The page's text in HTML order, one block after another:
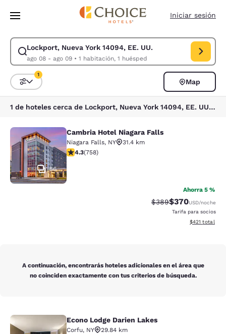
Pasar A Contenido Principal
Iniciar sesión
Lockport, Nueva York 14094, EE. UU.
ago 08 - ago 09• 1 habitación, 1 huésped
Modificar la búsqueda de Lockport, Nueva York 14094, EE. UU..
Ordenar y filtrar
1
Map
1 de hoteles cerca de Lockport, Nueva York 14094, EE. UU. coinciden con tus filtros
Cambria Hotel Niagara Falls
56
Cambria Hotel Niagara Falls
Niagara Falls, NY
31.4 km
calificación de 4.26 estrellas. Excelente. 758 reseñas
4.3(758)
Ahorra 5 %
Precio tachado:
$389Precio con
$370USD/noche
Tarifa para socios
Ver detalles
$421 total
A continuación, encontrarás hoteles adicionales en el área que
no coinciden exactamente con tus criterios de búsqueda.
Econo Lodge Darien Lakes
Econo Lodge Darien Lakes
Corfu, NY
29.84 km